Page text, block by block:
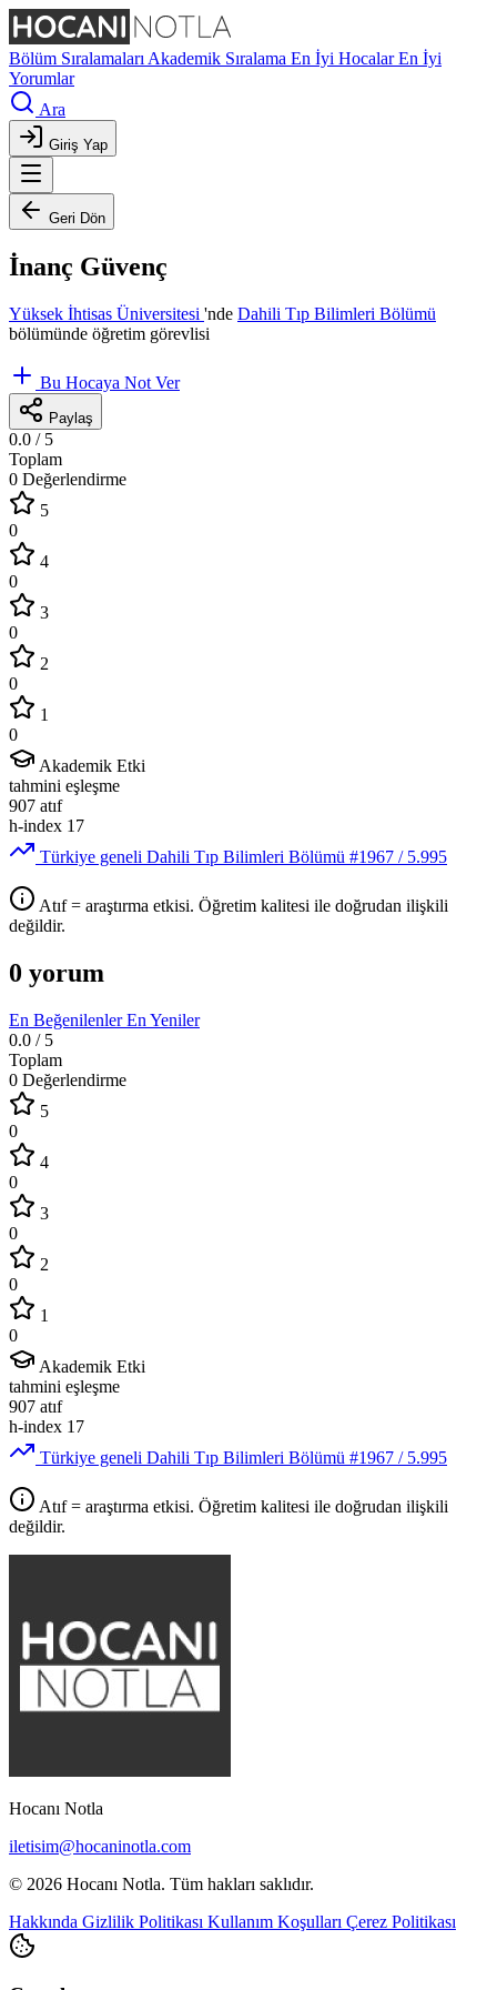
Bölüm Sıralamaları Akademik Sıralama En İyi HocalarEn İyi
Yorumlar
Ara
Giriş Yap
Geri Dön
İnanç Güvenç
Yüksek İhtisas Üniversitesi 'nde Dahili Tıp Bilimleri Bölümü
bölümünde öğretim görevlisi
Bu Hocaya Not Ver
Paylaş
0.0 / 5
Toplam
0 Değerlendirme
5
0
4
0
3
0
2
0
1
0
Akademik Etki
tahmini eşleşme
907 atıf
h-index 17
Türkiye geneli Dahili Tıp Bilimleri Bölümü #1967 / 5.995
Atıf = araştırma etkisi. Öğretim kalitesi ile doğrudan ilişkili
değildir.
0 yorum
En BeğenilenlerEn Yeniler
0.0 / 5
Toplam
0 Değerlendirme
5
0
4
0
3
0
2
0
1
0
Akademik Etki
tahmini eşleşme
907 atıf
h-index 17
Türkiye geneli Dahili Tıp Bilimleri Bölümü #1967 / 5.995
Atıf = araştırma etkisi. Öğretim kalitesi ile doğrudan ilişkili
değildir.
Hocanı Notla
iletisim@hocaninotla.com
© 2026 Hocanı Notla. Tüm hakları saklıdır.
Hakkında Gizlilik Politikası Kullanım Koşulları Çerez Politikası